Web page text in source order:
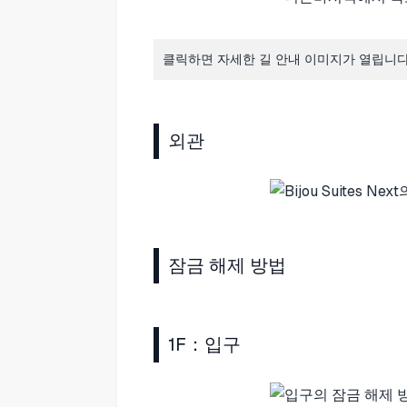
클릭하면 자세한 길 안내 이미지가 열립니
외관
잠금 해제 방법
1F：입구